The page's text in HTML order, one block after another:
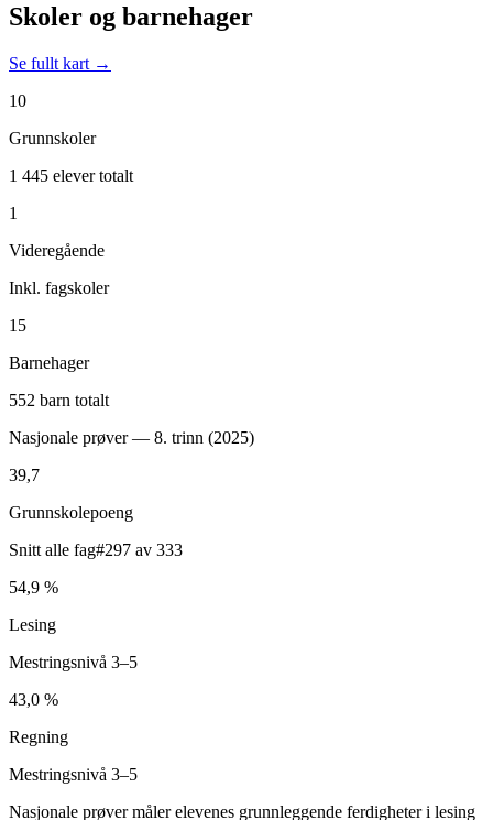
Skoler og barnehager
Se fullt kart →
10
Grunnskoler
1 445 elever totalt
1
Videregående
Inkl. fagskoler
15
Barnehager
552 barn totalt
Nasjonale prøver — 8. trinn (2025)
39,7
Grunnskolepoeng
Snitt alle fag#297 av 333
54,9 %
Lesing
Mestringsnivå 3–5
43,0 %
Regning
Mestringsnivå 3–5
Nasjonale prøver måler elevenes grunnleggende ferdigheter i lesing